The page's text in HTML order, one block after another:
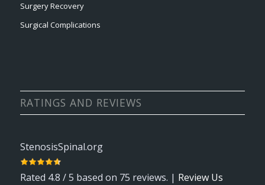
Surgery Recovery
Surgical Complications
RATINGS AND REVIEWS
StenosisSpinal.org
Rated 4.8 / 5 based on 75 reviews. | Review Us